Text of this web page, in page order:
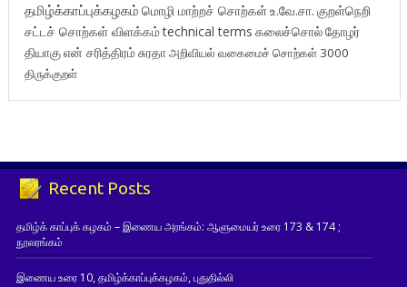
தமிழ்க்காப்புக்கழகம் மொழி மாற்றச் சொற்கள்உ.வே.சா. குறள்நெறி
சட்டச் சொற்கள் விளக்கம்technical terms கலைச்சொல்தோழர்
தியாகுஎன் சரித்திரம்சுரதாஅறிவியல் வகைமைச் சொற்கள் 3000
திருக்குறள்
Recent Posts
தமிழ்க் காப்புக் கழகம் – இணைய அரங்கம்: ஆளுமையர் உரை 173 & 174 ;
நூலரங்கம்
இணைய உரை 10, தமிழ்க்காப்புக்கழகம், புதுதில்லி